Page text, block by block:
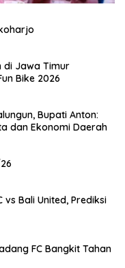
di Jawa Timur
Bike 2026
Bupati Anton:
dan Ekonomi Daerah
vs Bali United, Prediksi
FC Bangkit Tahan